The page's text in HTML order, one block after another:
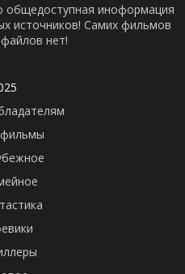
общедоступная иноформация
источников! Самих фильмов
нет!